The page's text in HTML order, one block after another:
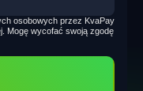
osobowych przez KvaPay
Mogę wycofać swoją zgodę